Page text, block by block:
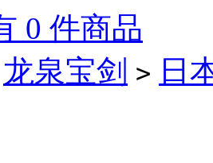
0 件商品
龙泉宝剑 > 日